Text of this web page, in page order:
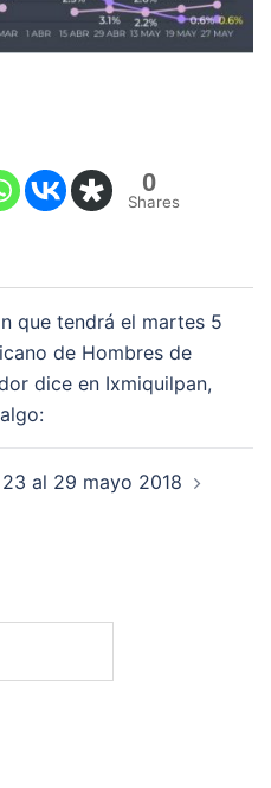
0
Shares
que tendrá el martes 5
de Hombres de
dice en Ixmiquilpan,
al 29 mayo 2018